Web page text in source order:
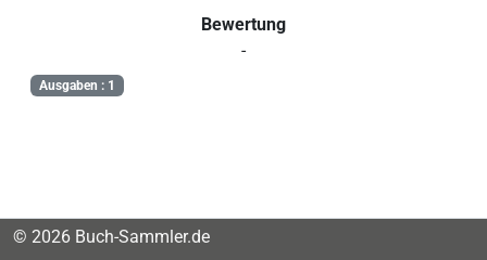
Bewertung
-
Ausgaben : 1
© 2026 Buch-Sammler.de